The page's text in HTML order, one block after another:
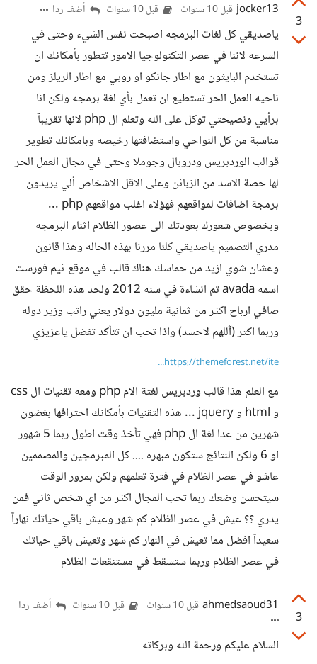
3
jocker13 قبل 10 سنوات قبل 10 سنوات أضف ردا
ياصديقي كل لغات البرمجه اصبحت نفس الشيء وحتى في
السرعه لاننا في عصر التكنولوجيا الامور تتطور بأمكانك ان
تستخدم البايثون مع اطار جانكو او روبي مع اطار الريلز ومن
ناحيه العمل الحر تستطيع ان تعمل بأي لغة برمجه ولكن انا
برأيي ونصيحتي توكل على الله وتعلم ال php لانها تقريبآ
مناسبة من كل النواحي واستضافتها رخيصه وبامكانك تطوير
قوالب الوردبريس ودروبال وجوملا وحتى في مجال العمل الحر
لها حصة الاسد من الزبائن وعلى الاقل الاشخاص ألي يريدون
برمجة اضافات لمواقعهم فهؤلاء اغلب مواقعهم php ...
وبخصوص شعورك بعودتك الى عصور الظلام اثناء البرمجه
مدري التصميم ياصديقي كلنا مررنا بهذه الحاله وهذا قانون
وعشان شوي ازيد من حماسك هناك قالب في موقع ثيم فورست
اسمه avada تم انشاءة في سنه 2012 ولحد هذه اللحظة حقق
صافي ارباح اكثر من ثمانية مليون دولار يعني راتب وزير دوله
وربما اكثر (آللهم لاحسد) واذا تحب ان تتأكد تفضل ياعزيزي
https://themeforest.net/ite...
مع العلم هذا قالب وردبريس لغتة الام php ومعه تقنيات ال css
و html و jquery ... هذه التقنيات بأمكانك احترافها بغضون
شهرين من عدا لغة ال php فهي تأخذ وقت اطول ربما 5 شهور
او 6 ولكن النتائج ستكون مبهره .... كل المبرمجين والمصممين
عاشو في عصر الظلام في فترة تعلمهم ولكن بمرور الوقت
سيتحسن وضعك ربما تحب المجال اكثر من اي شخص ثاني فمن
يدري ؟؟ عيش في عصر الظلام كم شهر وعيش باقي حياتك نهارآ
سعيدآ افضل مما تعيش في النهار كم شهر وتعيش باقي حياتك
في عصر الظلام وربما ستسقط في مستنقعات الظلام
3
ahmedsaoud31 قبل 10 سنوات قبل 10 سنوات أضف ردا
السلام عليكم ورحمة الله وبركاته